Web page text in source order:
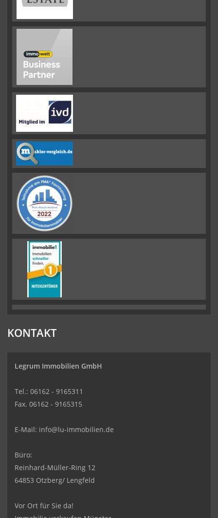
KONTAKT
Legrum Immobilien GmbH
Tel.: 06162 - 9165311
Fax. 06162 - 9165315
E-Mail: info@lu-immobilien.de
Büro:
Reinhard-Müller-Ring 12
64853 Otzberg/ Lengfeld
Vor Ort für Sie da!